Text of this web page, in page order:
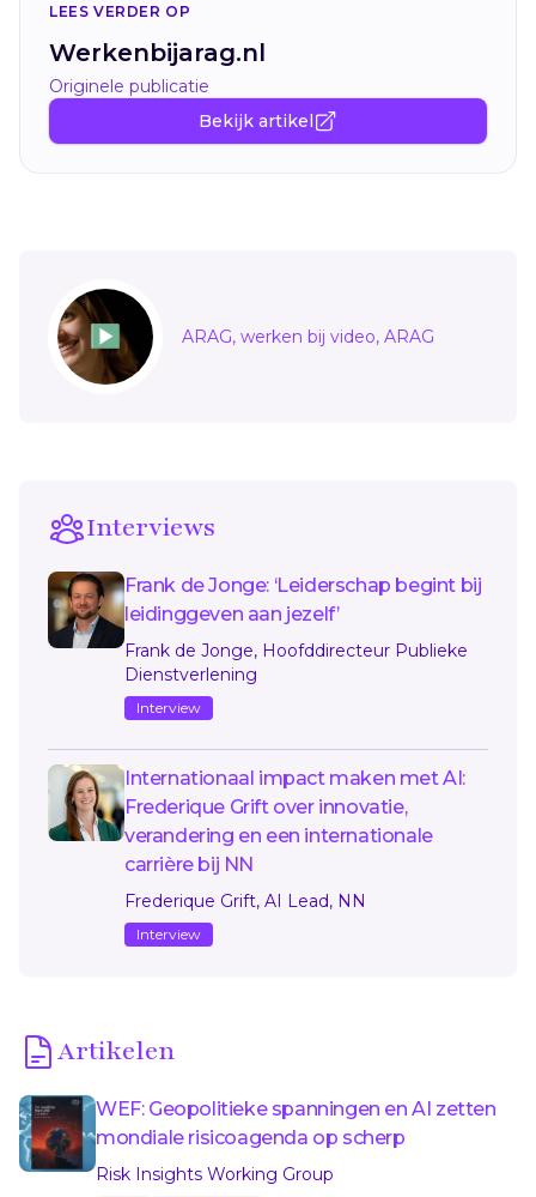
LEES VERDER OP
Werkenbijarag.nl
Originele publicatie
Bekijk artikel
Sidebar
ARAG, werken bij video, ARAG
Interviews
Frank de Jonge: ‘Leiderschap begint bij
leidinggeven aan jezelf’
Frank de Jonge, Hoofddirecteur Publieke
Dienstverlening
Interview
Internationaal impact maken met AI:
Frederique Grift over innovatie,
verandering en een internationale
carrière bij NN
Frederique Grift, AI Lead, NN
Interview
Artikelen
WEF: Geopolitieke spanningen en AI zetten
mondiale risicoagenda op scherp
Risk Insights Working Group